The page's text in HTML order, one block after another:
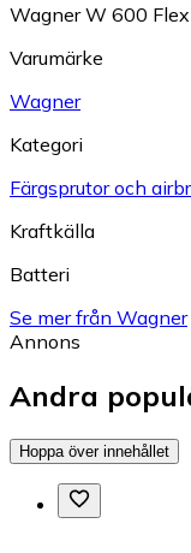
Wagner W 600
Varumärke
Wagner
Kategori
Färgsprutor och
Kraftkälla
Batteri
Se mer från Wagner
Annons
Andra
Hoppa över innehållet